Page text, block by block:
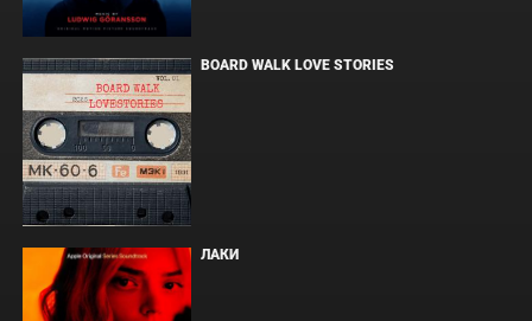
BOARD WALK LOVE STORIES
ЛАКИ